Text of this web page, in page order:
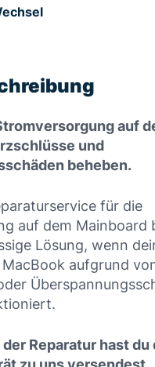
auf
und
beheben.
für die
auf dem Mainboard
Lösung, wenn
aufgrund
Reparatur hast du